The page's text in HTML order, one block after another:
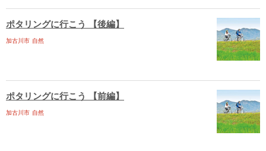
ポタリングに行こう 【後編】
加古川市 自然
ポタリングに行こう 【前編】
加古川市 自然